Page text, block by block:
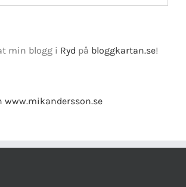
min blogg i Ryd på bloggkartan.se!
www.mikandersson.se